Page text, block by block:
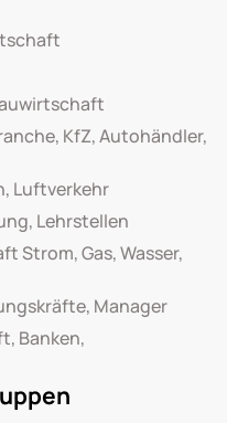
KfZ, Autohändler,
Luftverkehr
Lehrstellen
Strom, Gas, Wasser,
Manager
Banken,